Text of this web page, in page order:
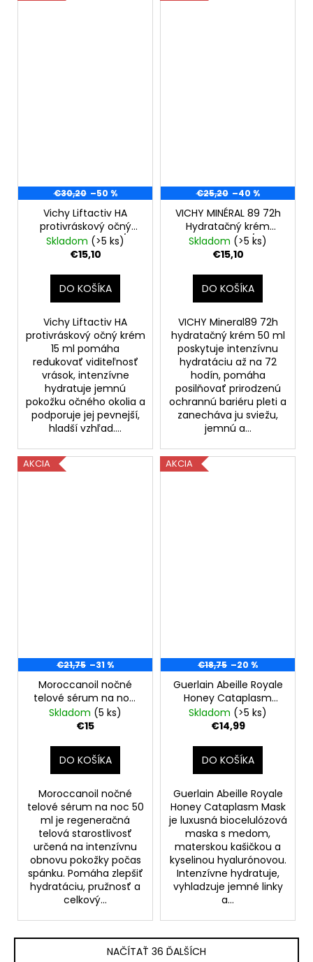
€30,20 –50 %
Vichy Liftactiv HA
protivráskový očný
krém 15 ml, EXP 06/26
Skladom (>5 ks)
€15,10
DO KOŠÍKA
Vichy Liftactiv HA
protivráskový očný krém
15 ml pomáha
redukovať viditeľnosť
vrások, intenzívne
hydratuje jemnú
pokožku očného okolia a
podporuje jej pevnejší,
hladší vzhľad....
€25,20 –40 %
VICHY MINÉRAL 89 72h
Hydratačný krém
50ml, EXP 07/26
Skladom (>5 ks)
€15,10
DO KOŠÍKA
VICHY Mineral89 72h
hydratačný krém 50 ml
poskytuje intenzívnu
hydratáciu až na 72
hodín, pomáha
posilňovať prirodzenú
ochrannú bariéru pleti a
zanecháva ju sviežu,
jemnú a...
AKCIA
€21,75 –31 %
Moroccanoil nočné
telové sérum na noc,
50 ml
Skladom (5 ks)
€15
DO KOŠÍKA
Moroccanoil nočné
telové sérum na noc 50
ml je regeneračná
telová starostlivosť
určená na intenzívnu
obnovu pokožky počas
spánku. Pomáha zlepšiť
hydratáciu, pružnosť a
celkový...
AKCIA
€18,75 –20 %
Guerlain Abeille Royale
Honey Cataplasm
Mask – biocelulózová
pleťová maska 15 g
Skladom (>5 ks)
€14,99
DO KOŠÍKA
Guerlain Abeille Royale
Honey Cataplasm Mask
je luxusná biocelulózová
maska s medom,
materskou kašičkou a
kyselinou hyalurónovou.
Intenzívne hydratuje,
vyhladzuje jemné linky
a...
NAČÍTAŤ 36 ĎALŠÍCH